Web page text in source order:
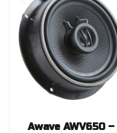
Awave AWV650 –